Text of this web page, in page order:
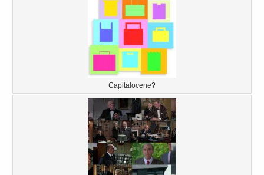
Capitalocene?